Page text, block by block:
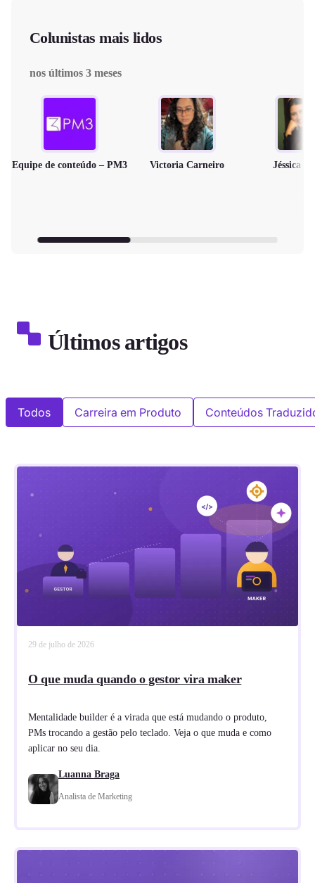
Colunistas mais lidos
nos últimos 3 meses
Equipe de conteúdo – PM3 Victoria Carneiro Jéssica
Últimos artigos
Todos Carreira em Produto Conteúdos
29 de julho de 2026
O que muda quando o gestor vira maker
Mentalidade builder é a virada que está mudando o produto,
PMs trocando a gestão pelo teclado. Veja o que muda e como
aplicar no seu dia.
Luanna Braga
Analista de Marketing